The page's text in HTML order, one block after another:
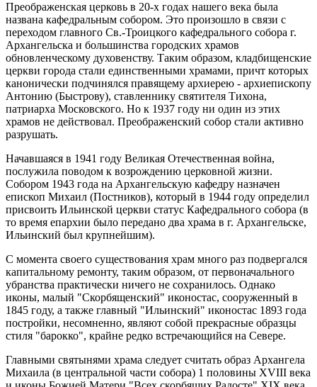
Преображенская церковь в 20-х годах нашего века была
названа кафедральным собором. Это произошло в связи с
переходом главного Св.-Троицкого кафедрального собора г.
Архангельска и большинства городских храмов
обновленческому духовенству. Таким образом, кладбищенские
церкви города стали единственными храмами, причт которых
канонически подчинялся правящему архиерею - архиепископу
Антонию (Быстрову), ставленнику святителя Тихона,
патриарха Московского. Но к 1937 году ни один из этих
храмов не действовал. Преображенский собор стали активно
разрушать.
Начавшаяся в 1941 году Великая Отечественная война,
послужила поводом к возрождению церковной жизни.
Собором 1943 года на Архангельскую кафедру назначен
епископ Михаил (Постников), который в 1944 году определил
присвоить Ильинской церкви статус Кафедрального собора (в
то время епархии было передано два храма в г. Архангельске,
Ильинский был крупнейшим).
С момента своего существования храм много раз подвергался
капитальному ремонту, таким образом, от первоначального
убранства практически ничего не сохранилось. Однако
иконы, малый "Скорбященский" иконостас, сооруженный в
1845 году, а также главный "Ильинский" иконостас 1893 года
постройки, несомненно, являют собой прекрасные образцы
стиля "барокко", крайне редко встречающийся на Севере.
Главными святынями храма следует считать образ Архангела
Михаила (в центральной части собора) 1 половины XVIII века